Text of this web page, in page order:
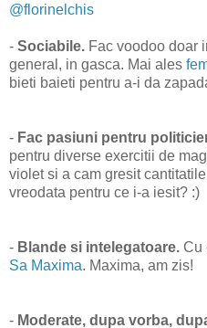
@florinelchis
- Sociabile. Fac voodoo doar
general, in gasca. Mai ales
bieti baieti pentru a-i da
- Fac pasiuni pentru
pentru diverse exercitii de
violet si a cam gresit
vreodata pentru ce i-a iesit? :)
- Blande si intelegatoare. Cu
Sa Maxima. Maxima, am zis!
- Moderate, dupa vorba,